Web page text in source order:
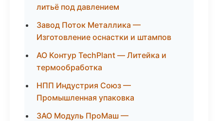
литьё под давлением
Завод Поток Металлика —
Изготовление оснастки и штампов
АО Контур TechPlant — Литейка и
термообработка
НПП Индустрия Союз —
Промышленная упаковка
ЗАО Модуль ПроМаш —